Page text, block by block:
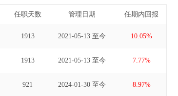
任职天数 管理日期 任期内回报
1913 2021-05-13 至今 10.05%
1913 2021-05-13 至今 7.77%
921 2024-01-30 至今 8.97%